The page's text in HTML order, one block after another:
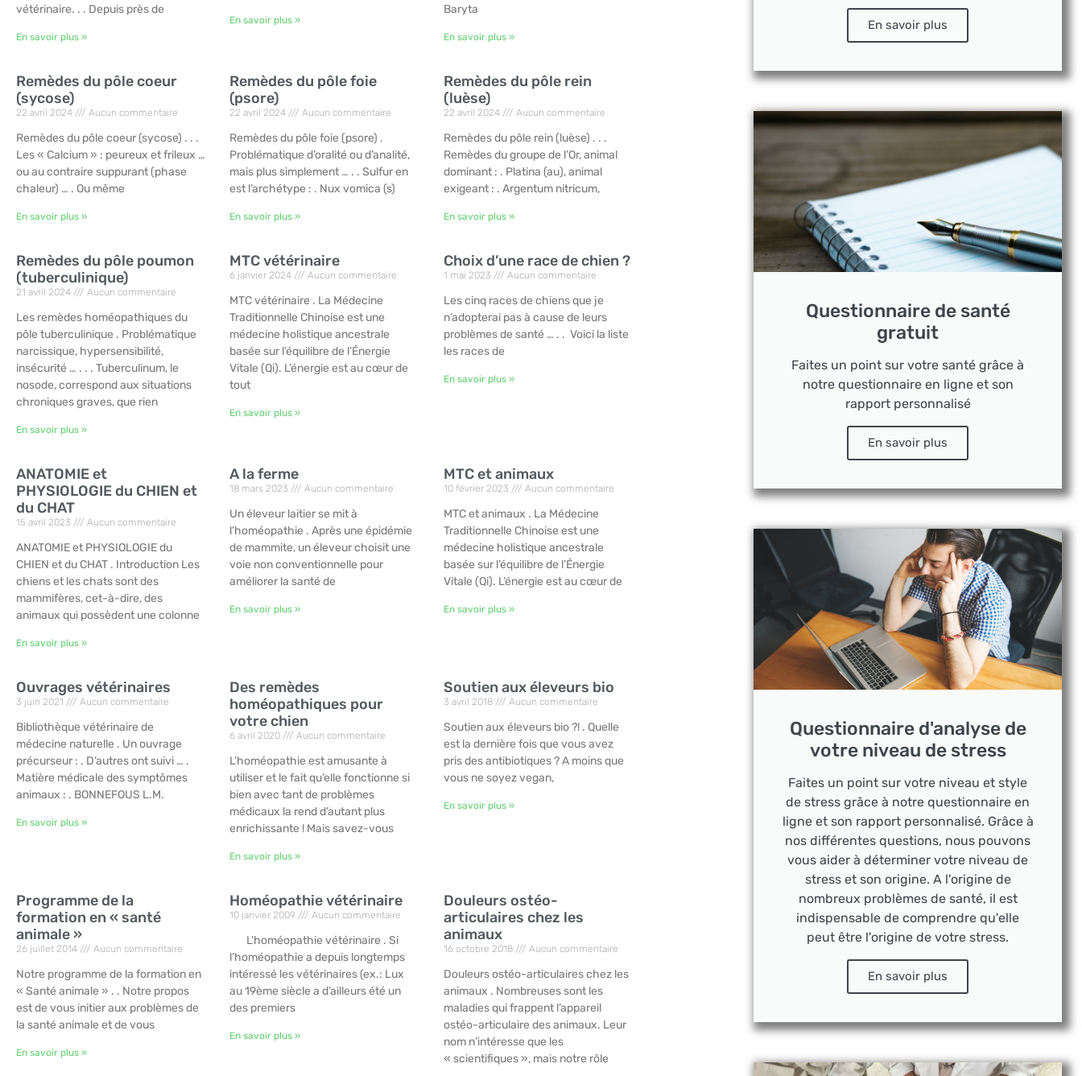
vétérinaire. . . Depuis près de
En savoir plus »
En savoir plus »
Baryta
En savoir plus »
Remèdes du pôle coeur
(sycose)
22 avril 2024 Aucun commentaire
Remèdes du pôle coeur (sycose) . . .
Les « Calcium » : peureux et frileux …
ou au contraire suppurant (phase
chaleur) … . Ou même
En savoir plus »
Remèdes du pôle foie
(psore)
22 avril 2024 Aucun commentaire
Remèdes du pôle foie (psore) .
Problématique d’oralité ou d’analité,
mais plus simplement … . . Sulfur en
est l’archétype : . Nux vomica (s)
En savoir plus »
Remèdes du pôle rein
(luèse)
22 avril 2024 Aucun commentaire
Remèdes du pôle rein (luèse) . . .
Remèdes du groupe de l’Or, animal
dominant : . Platina (au), animal
exigeant : . Argentum nitricum,
En savoir plus »
Remèdes du pôle poumon
(tuberculinique)
21 avril 2024 Aucun commentaire
Les remèdes homéopathiques du
pôle tuberculinique . Problématique
narcissique, hypersensibilité,
insécurité … . . . Tuberculinum, le
nosode, correspond aux situations
chroniques graves, que rien
En savoir plus »
MTC vétérinaire
6 janvier 2024 Aucun commentaire
MTC vétérinaire . La Médecine
Traditionnelle Chinoise est une
médecine holistique ancestrale
basée sur l’équilibre de l’Énergie
Vitale (Qi). L’énergie est au cœur de
tout
En savoir plus »
Choix d’une race de chien ?
1 mai 2023 Aucun commentaire
Les cinq races de chiens que je
n’adopterai pas à cause de leurs
problèmes de santé … . . Voici la liste
les races de
En savoir plus »
ANATOMIE et
PHYSIOLOGIE du CHIEN et
du CHAT
15 avril 2023 Aucun commentaire
ANATOMIE et PHYSIOLOGIE du
CHIEN et du CHAT . Introduction Les
chiens et les chats sont des
mammifères, cet-à-dire, des
animaux qui possèdent une colonne
En savoir plus »
A la ferme
18 mars 2023 Aucun commentaire
Un éleveur laitier se mit à
l’homéopathie . Après une épidémie
de mammite, un éleveur choisit une
voie non conventionnelle pour
améliorer la santé de
En savoir plus »
MTC et animaux
10 février 2023 Aucun commentaire
MTC et animaux . La Médecine
Traditionnelle Chinoise est une
médecine holistique ancestrale
basée sur l’équilibre de l’Énergie
Vitale (Qi). L’énergie est au cœur de
En savoir plus »
Ouvrages vétérinaires
3 juin 2021 Aucun commentaire
Bibliothèque vétérinaire de
médecine naturelle . Un ouvrage
précurseur : . D’autres ont suivi … .
Matière médicale des symptômes
animaux : . BONNEFOUS L.M.
En savoir plus »
Des remèdes
homéopathiques pour
votre chien
6 avril 2020 Aucun commentaire
L’homéopathie est amusante à
utiliser et le fait qu’elle fonctionne si
bien avec tant de problèmes
médicaux la rend d’autant plus
enrichissante ! Mais savez-vous
En savoir plus »
Soutien aux éleveurs bio
3 avril 2018 Aucun commentaire
Soutien aux éleveurs bio ?! . Quelle
est la dernière fois que vous avez
pris des antibiotiques ? A moins que
vous ne soyez vegan,
En savoir plus »
Programme de la
formation en « santé
animale »
26 juillet 2014 Aucun commentaire
Notre programme de la formation en
« Santé animale » . . Notre propos
est de vous initier aux problèmes de
la santé animale et de vous
En savoir plus »
Homéopathie vétérinaire
10 janvier 2009 Aucun commentaire
L’homéopathie vétérinaire . Si
l’homéopathie a depuis longtemps
intéressé les vétérinaires (ex.: Lux
au 19ème siècle a d’ailleurs été un
des premiers
En savoir plus »
Douleurs ostéo-
articulaires chez les
animaux
16 octobre 2018 Aucun commentaire
Douleurs ostéo-articulaires chez les
animaux . Nombreuses sont les
maladies qui frappent l’appareil
ostéo-articulaire des animaux. Leur
nom n’intéresse que les
« scientifiques », mais notre rôle
En savoir plus
Questionnaire de santé
gratuit
Faites un point sur votre santé grâce à
notre questionnaire en ligne et son
rapport personnalisé
En savoir plus
Questionnaire d'analyse de
votre niveau de stress
Faites un point sur votre niveau et style
de stress grâce à notre questionnaire en
ligne et son rapport personnalisé. Grâce à
nos différentes questions, nous pouvons
vous aider à déterminer votre niveau de
stress et son origine. A l'origine de
nombreux problèmes de santé, il est
indispensable de comprendre qu'elle
peut être l'origine de votre stress.
En savoir plus